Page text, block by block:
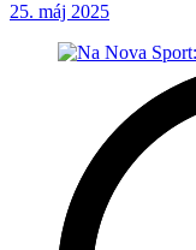
25. máj 2025